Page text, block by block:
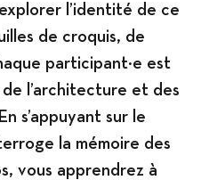
l’identité de ce
de croquis, de
participant·e est
de l’architecture et des
s’appuyant sur le
la mémoire des
vous apprendrez à